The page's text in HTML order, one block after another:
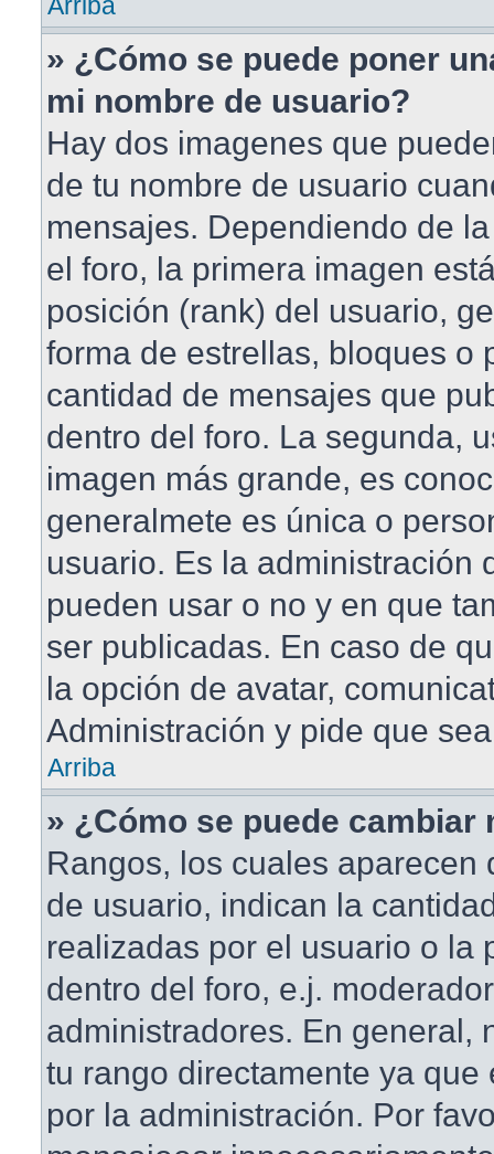
» ¿Cómo se puede poner
mi nombre de usuario?
Hay dos imagenes que
de tu nombre de usuario
mensajes. Dependiendo de
el foro, la primera imagen
posición (rank) del usuario,
forma de estrellas, bloques o
cantidad de mensajes que
dentro del foro. La segunda,
imagen más grande, es
generalmete es única o
usuario. Es la administración
pueden usar o no y en que
ser publicadas. En caso de
la opción de avatar,
Administración y pide que
Arriba
» ¿Cómo se puede cambiar
Rangos, los cuales aparecen
de usuario, indican la
realizadas por el usuario o la
dentro del foro, e.j.
administradores. En general,
tu rango directamente ya que
por la administración. Por